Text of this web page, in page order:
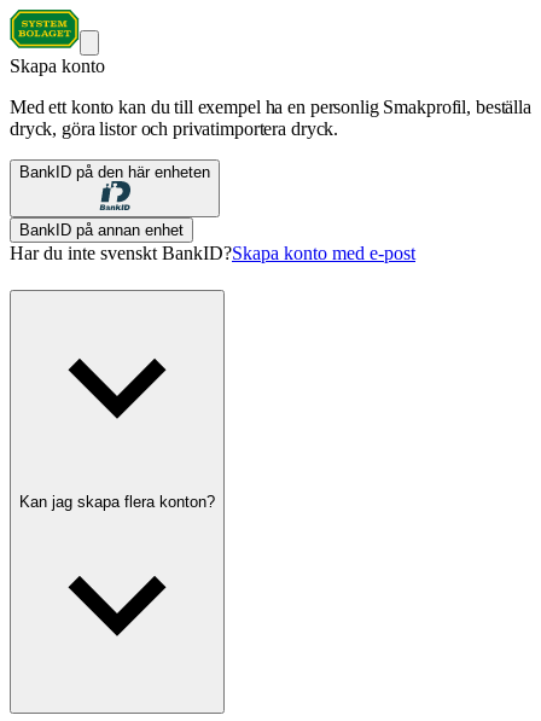
Skapa konto
Med ett konto kan du till exempel ha en personlig Smakprofil, beställa
dryck, göra listor och privatimportera dryck.
BankID på den här enheten
BankID på annan enhet
Har du inte svenskt BankID?Skapa konto med e-post
Kan jag skapa flera konton?